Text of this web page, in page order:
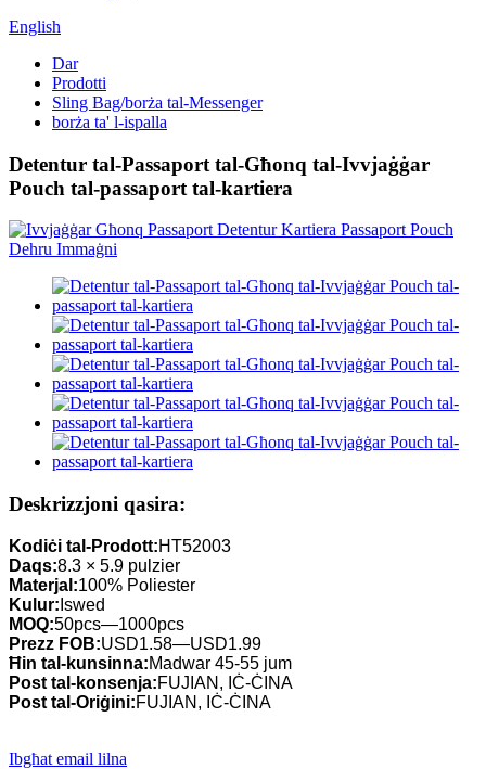
English
Dar
Prodotti
Sling Bag/borża tal-Messenger
borża ta' l-ispalla
Detentur tal-Passaport tal-Għonq tal-Ivvjaġġar
Pouch tal-passaport tal-kartiera
Deskrizzjoni qasira:
Kodiċi tal-Prodott:HT52003
Daqs:8.3 × 5.9 pulzier
Materjal:100% Poliester
Kulur: Iswed
MOQ:50pcs—1000pcs
Prezz FOB:USD1.58—USD1.99
Ħin tal-kunsinna:Madwar 45-55 jum
Post tal-konsenja:FUJIAN, IĊ-ĊINA
Post tal-Oriġini:FUJIAN, IĊ-ĊINA
Ibgħat email lilna